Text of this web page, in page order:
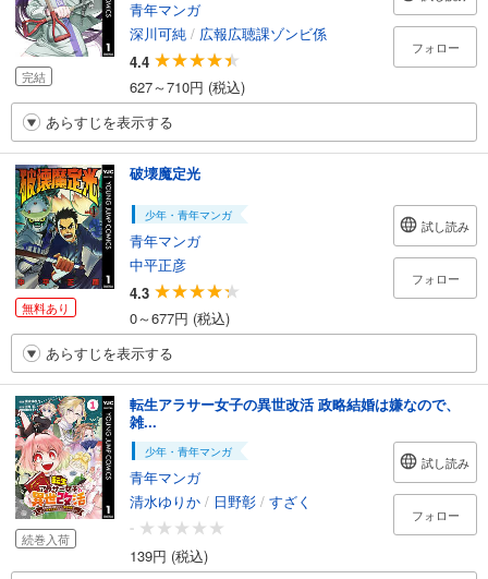
完結
青年マンガ
深川可純 / 広報広聴課ゾンビ係
4.4
627～710円 (税込)
フォロー
あらすじを表示する
無料あり
破壊魔定光
少年・青年マンガ
青年マンガ
中平正彦
4.3
0～677円 (税込)
試し読み
フォロー
あらすじを表示する
続巻入荷
転生アラサー女子の異世改活 政略結婚は嫌なので、
雑...
少年・青年マンガ
青年マンガ
清水ゆりか / 日野彰 / すざく
-
139円 (税込)
試し読み
フォロー